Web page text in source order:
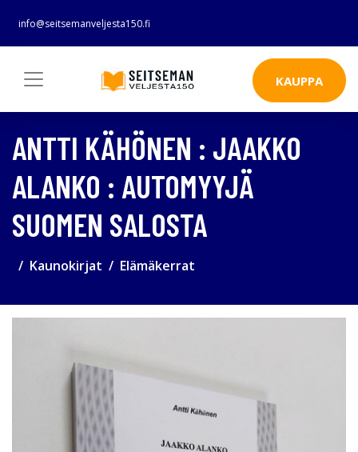
info@seitsemanveljesta150.fi
KAUPPA
ANTTI KÄHÖNEN : JAAKKO
ALANKO : AUTOMYYJÄ
SUOMEN SALOSTA
Kaunokirjat Elämäkerrat